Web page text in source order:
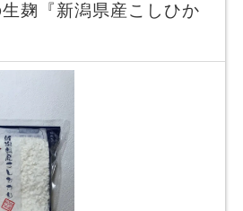
麹『新潟県産こしひか